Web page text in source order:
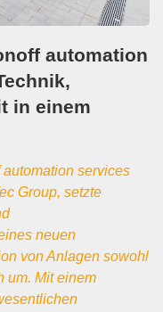
automation
in einem
services
Group, setzte
neuen
von Anlagen sowohl
um. Mit einem